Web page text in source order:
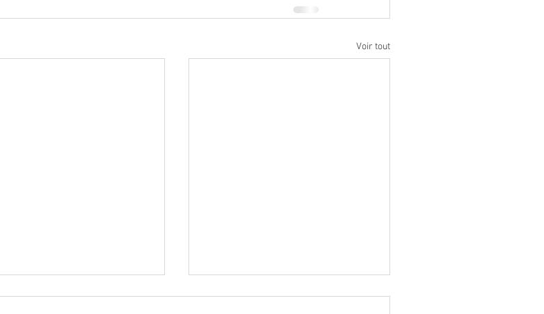
Voir tout